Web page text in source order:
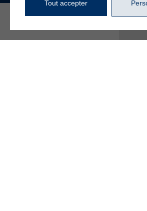
Tout accepter